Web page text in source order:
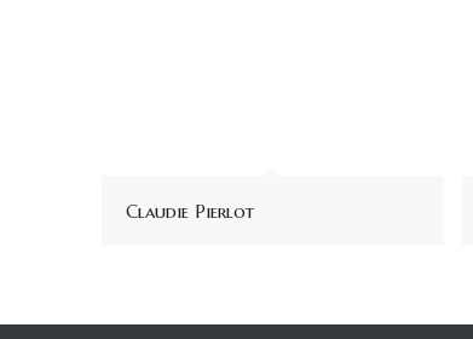
Claudie Pierlot